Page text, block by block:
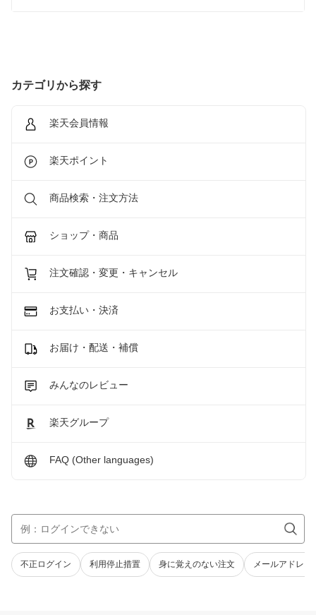
カテゴリから探す
楽天会員情報
楽天ポイント
商品検索・注文方法
ショップ・商品
注文確認・変更・キャンセル
お支払い・決済
お届け・配送・補償
みんなのレビュー
楽天グループ
FAQ (Other languages)
不正ログイン 利用停止措置 身に覚えのない注文 メールアドレス